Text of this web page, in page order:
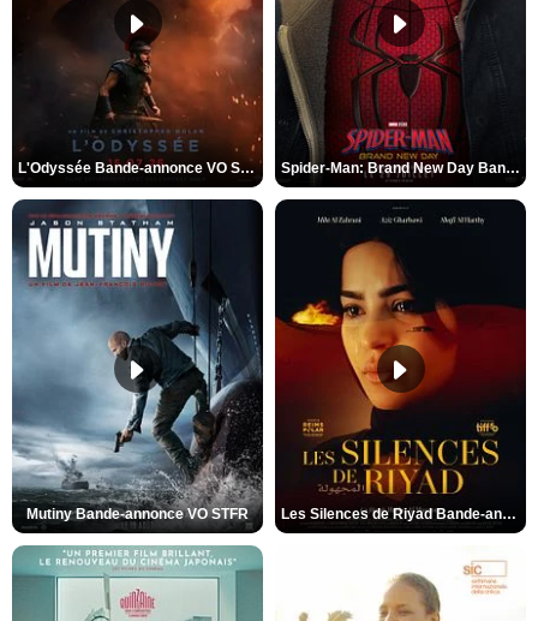
L'Odyssée Bande-annonce VO STFR Spider-Man: Brand New Day Bande-annonce VO STFR
Mutiny Bande-annonce VO STFR Les Silences de Riyad Bande-annonce VO STFR